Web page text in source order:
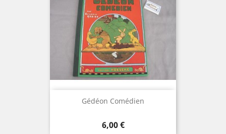
Gédéon Comédien
Prix
6,00 €